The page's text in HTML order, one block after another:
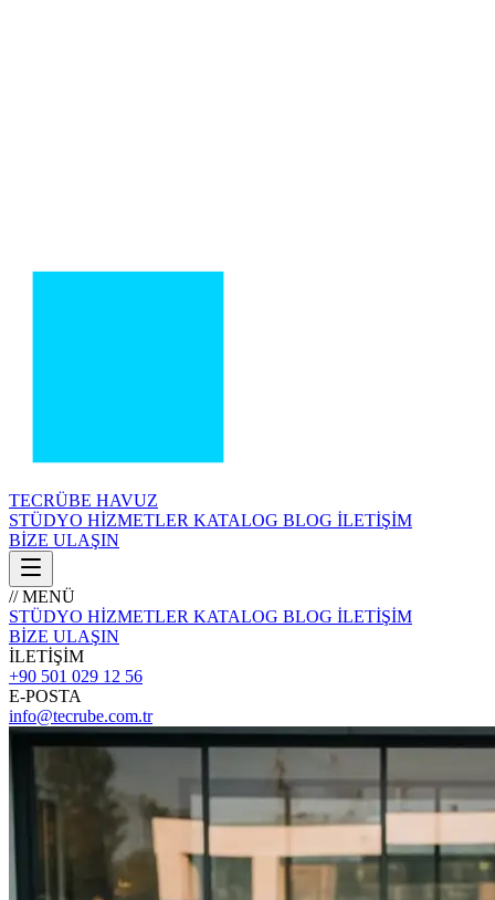
TECRÜBE HAVUZ
STÜDYO HİZMETLER KATALOG BLOG İLETİŞİM
BİZE ULAŞIN
// MENÜ
STÜDYO HİZMETLER KATALOG BLOG İLETİŞİM
BİZE ULAŞIN
İLETİŞİM
+90 501 029 12 56
E-POSTA
info@tecrube.com.tr